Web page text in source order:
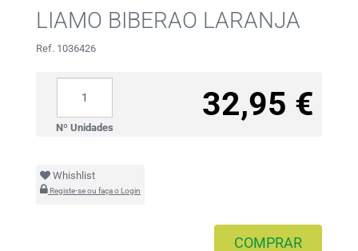
LIAMO BIBERAO LARANJA
Ref. 1036426
32,95 €
Nº Unidades
Whishlist
Registe-se ou faça o Login
COMPRAR